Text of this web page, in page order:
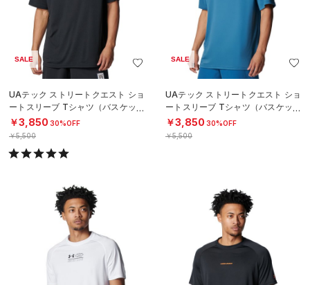
SALE
UAテック ストリートクエスト ショ
ートスリーブ Tシャツ（バスケット
ボール/MEN）
￥3,850 30%OFF
￥5,500
SALE
UAテック ストリートクエスト ショ
ートスリーブ Tシャツ（バスケット
ボール/MEN）
￥3,850 30%OFF
￥5,500